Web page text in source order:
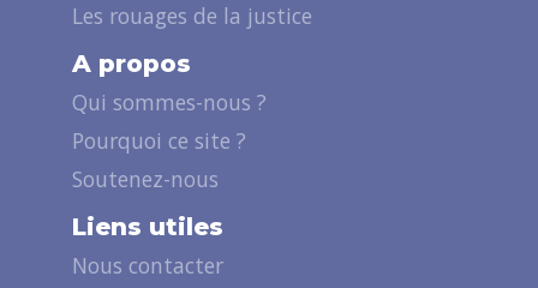
Les rouages de la justice
A propos
Qui sommes-nous ?
Pourquoi ce site ?
Soutenez-nous
Liens utiles
Nous contacter